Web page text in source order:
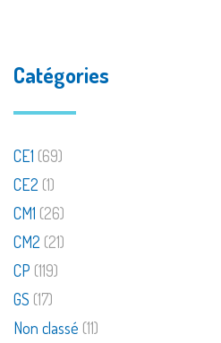
Catégories
CE1 (69)
CE2 (1)
CM1 (26)
CM2 (21)
CP (119)
GS (17)
Non classé (11)